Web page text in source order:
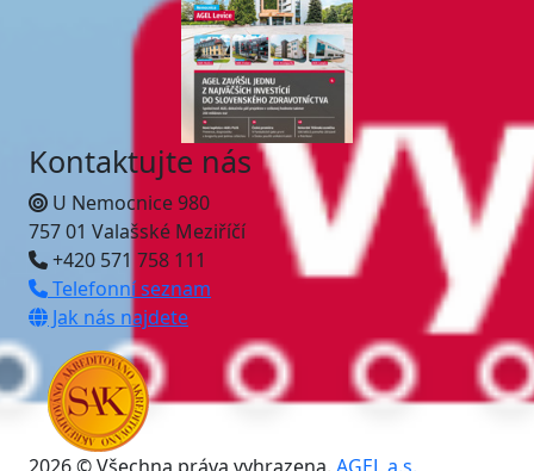
Kontaktujte nás
U Nemocnice 980
757 01 Valašské Meziříčí
+420 571 758 111
Telefonní seznam
Jak nás najdete